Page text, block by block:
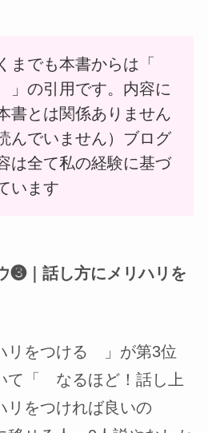
までも本書からは「
の引用です。内容に
書とは関係ありません
んでいません）ブログ
は全て私の経験に基づ
います
❸｜話し方にメリハリを
リをつける 」が第3位
て「 なるほど！話し上
リをつければ良いの